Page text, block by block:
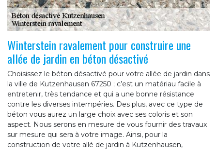
Winterstein ravalement pour construire une
allée de jardin en béton désactivé
Choisissez le béton désactivé pour votre allée de jardin dans
la ville de Kutzenhausen 67250 ; c’est un matériau facile à
entretenir, très tendance et qui a une bonne résistance
contre les diverses intempéries. Des plus, avec ce type de
béton vous aurez un large choix avec ses coloris et son
aspect. Nous serons en mesure de vous fournir des travaux
sur mesure qui sera à votre image. Ainsi, pour la
construction de votre allé de jardin à Kutzenhausen,